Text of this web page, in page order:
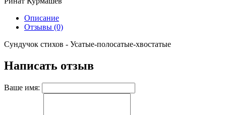
Описание
Отзывы (0)
Сундучок стихов - Усатые-полосатые-хвостатые
Написать отзыв
Ваше имя: